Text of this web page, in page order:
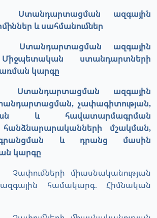
Ստանդարտացման ազգային
և սահմանումներ
Ստանդարտացման ազգային
ստանդարտների
կարգը
Ստանդարտացման ազգային
չափագիտության,
և հավատարմագրման
մշակման,
գրանցման և դրանց մասին
կարգը
Չափումների միասնականության
համակարգ. Հիմնական